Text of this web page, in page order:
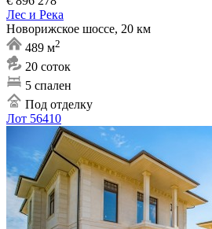
Лес и Река
Новорижское шоссе, 20 км
489 м2
20 соток
5 спален
Под отделку
Лот 56410